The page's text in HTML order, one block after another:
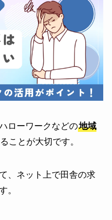
ローワークなどの地域
ことが大切です。
、ネット上で田舎の求
。